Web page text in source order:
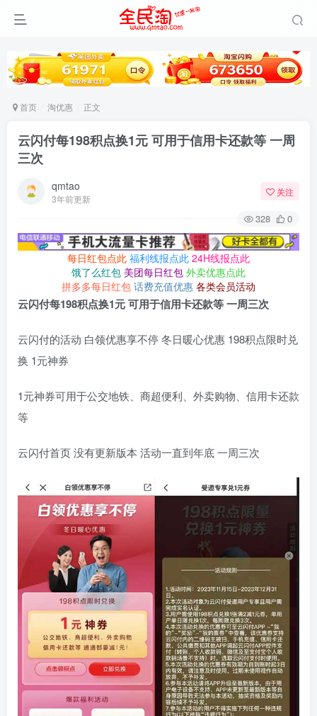
首页 淘优惠 正文
云闪付每198积点换1元 可用于信用卡还款等 一周
三次
qmtao
3年前更新
关注
328 0
每日红包点此 福利线报点此 24H线报点此
饿了么红包 美团每日红包 外卖优惠点此
拼多多每日红包 话费充值优惠 各类会员活动
云闪付每198积点换1元 可用于信用卡还款等 一周三次
云闪付的活动 白领优惠享不停 冬日暖心优惠 198积点限时兑
换 1元神券
1元神券可用于公交地铁、商超便利、外卖购物、信用卡还款
等
云闪付首页 没有更新版本 活动一直到年底 一周三次